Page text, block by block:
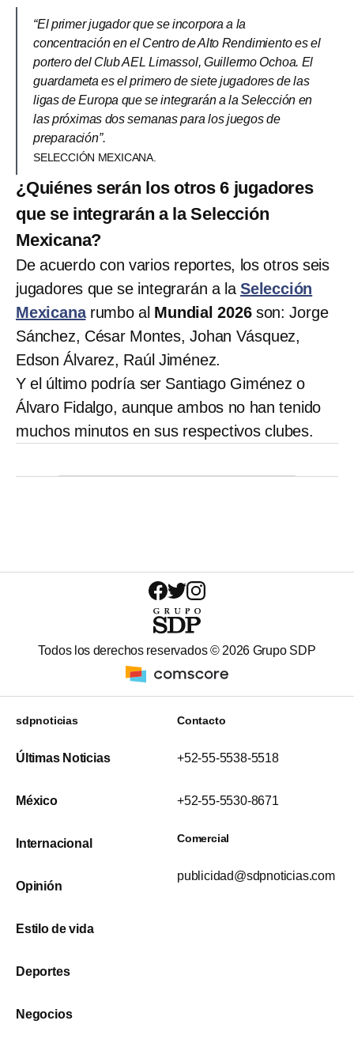
“El primer jugador que se incorpora a la
concentración en el Centro de Alto Rendimiento es el
portero del Club AEL Limassol, Guillermo Ochoa. El
guardameta es el primero de siete jugadores de las
ligas de Europa que se integrarán a la Selección en
las próximas dos semanas para los juegos de
preparación”.
SELECCIÓN MEXICANA.
¿Quiénes serán los otros 6 jugadores
que se integrarán a la Selección
Mexicana?
De acuerdo con varios reportes, los otros seis
jugadores que se integrarán a la Selección
Mexicanarumbo al Mundial 2026son: Jorge
Sánchez, César Montes, Johan Vásquez,
Edson Álvarez, Raúl Jiménez.
Y el último podría ser Santiago Giménez o
Álvaro Fidalgo, aunque ambos no han tenido
muchos minutos en sus respectivos clubes.
Todos los derechos reservados © 2026 Grupo SDP
sdpnoticias
Últimas Noticias
México
Internacional
Opinión
Estilo de vida
Deportes
Negocios
Contacto
+52-55-5538-5518
+52-55-5530-8671
Comercial
publicidad@sdpnoticias.com